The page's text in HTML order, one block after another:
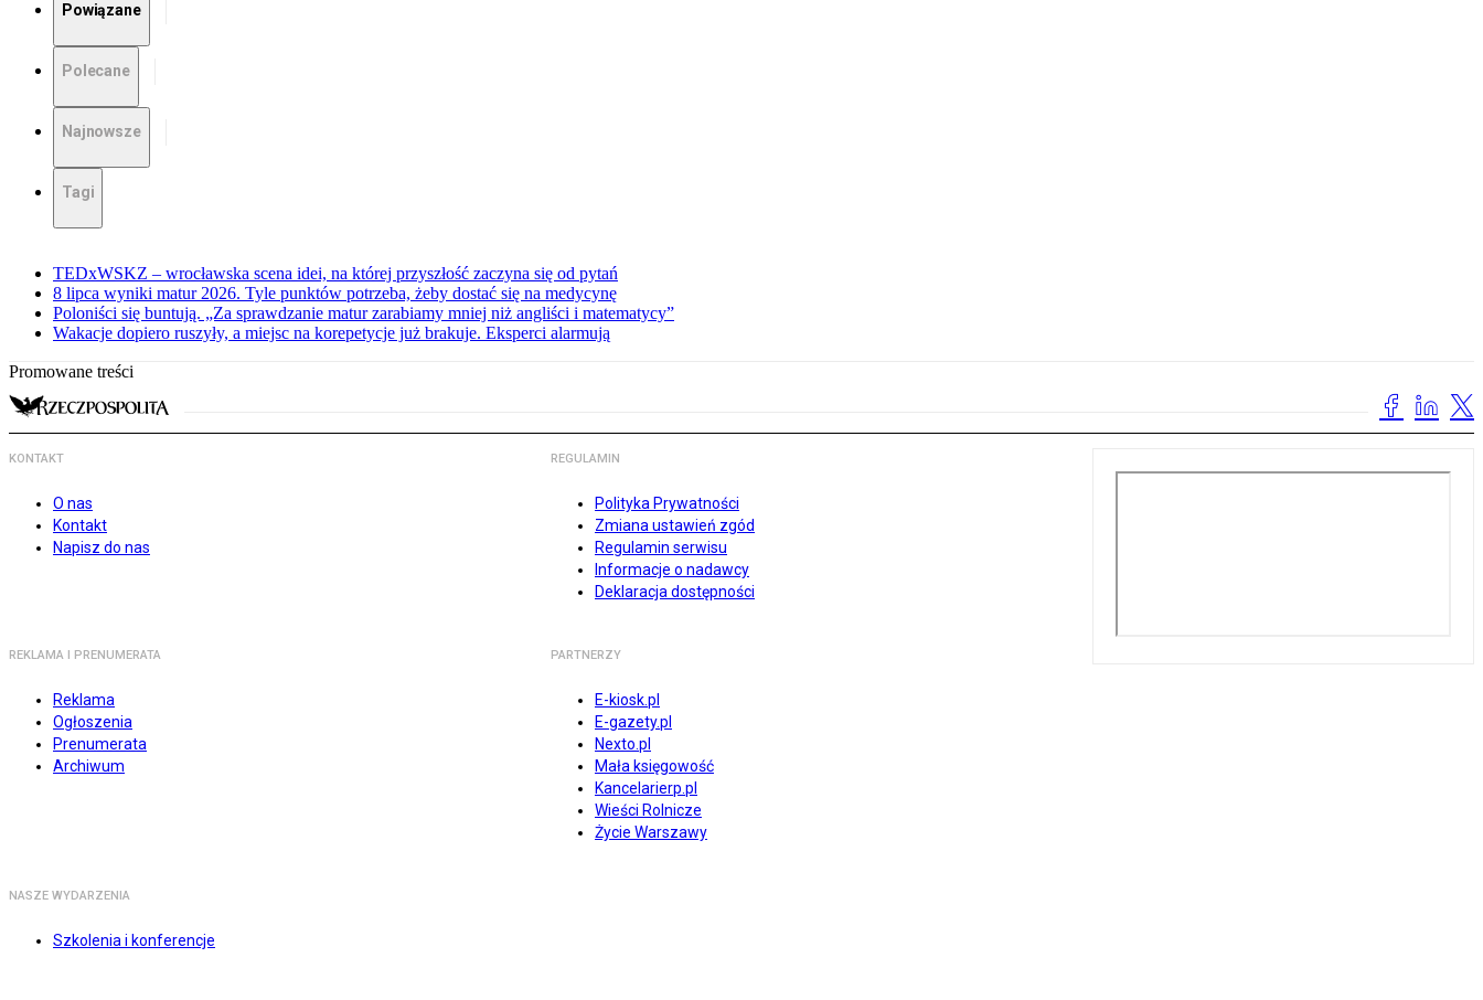
Powiązane
Polecane
Najnowsze
Tagi
TEDxWSKZ – wrocławska scena idei, na której przyszłość zaczyna się od pytań
8 lipca wyniki matur 2026. Tyle punktów potrzeba, żeby dostać się na medycynę
Poloniści się buntują. „Za sprawdzanie matur zarabiamy mniej niż angliści i matematycy”
Wakacje dopiero ruszyły, a miejsc na korepetycje już brakuje. Eksperci alarmują
Promowane treści
KONTAKT
O nas
Kontakt
Napisz do nas
REGULAMIN
Polityka Prywatności
Zmiana ustawień zgód
Regulamin serwisu
Informacje o nadawcy
Deklaracja dostępności
REKLAMA I PRENUMERATA
Reklama
Ogłoszenia
Prenumerata
Archiwum
PARTNERZY
E-kiosk.pl
E-gazety.pl
Nexto.pl
Mała księgowość
Kancelarierp.pl
Wieści Rolnicze
Życie Warszawy
NASZE WYDARZENIA
Szkolenia i konferencje